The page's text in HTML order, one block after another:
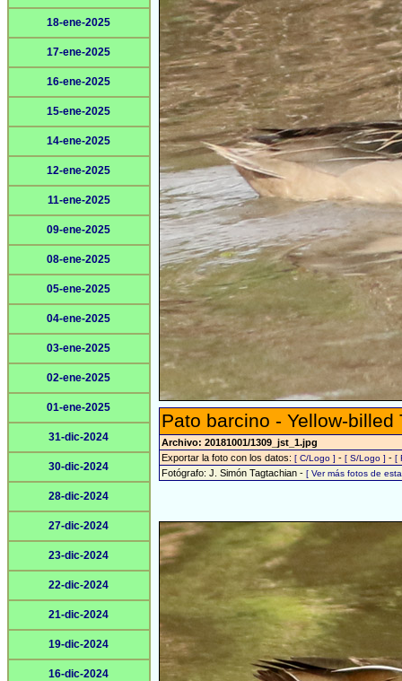
18-ene-2025
17-ene-2025
16-ene-2025
15-ene-2025
14-ene-2025
12-ene-2025
11-ene-2025
09-ene-2025
08-ene-2025
05-ene-2025
04-ene-2025
03-ene-2025
02-ene-2025
01-ene-2025
31-dic-2024
30-dic-2024
28-dic-2024
27-dic-2024
23-dic-2024
22-dic-2024
21-dic-2024
19-dic-2024
16-dic-2024
Pato barcino - Yellow-
Archivo: 20181001/1309_jst_1.jpg
Exportar la foto con los datos: [ C/Logo ] - [ S/Logo ] - [
Fotógrafo: J. Simón Tagtachian - [ Ver más fotos de